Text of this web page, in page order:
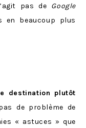
pas de Google
en beaucoup plus
destination plutôt
de problème de
« astuces » que